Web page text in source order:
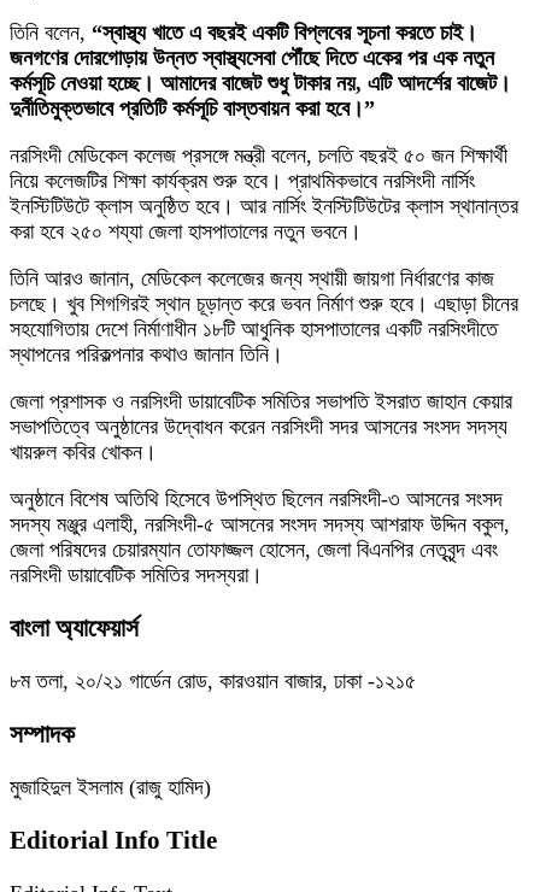
তিনি বলেন, “স্বাস্থ্য খাতে এ বছরই একটি বিপ্লবের সূচনা করতে চাই।
জনগণের দোরগোড়ায় উন্নত স্বাস্থ্যসেবা পৌঁছে দিতে একের পর এক নতুন
কর্মসূচি নেওয়া হচ্ছে। আমাদের বাজেট শুধু টাকার নয়, এটি আদর্শের বাজেট।
দুর্নীতিমুক্তভাবে প্রতিটি কর্মসূচি বাস্তবায়ন করা হবে।”
নরসিংদী মেডিকেল কলেজ প্রসঙ্গে মন্ত্রী বলেন, চলতি বছরই ৫০ জন শিক্ষার্থী
নিয়ে কলেজটির শিক্ষা কার্যক্রম শুরু হবে। প্রাথমিকভাবে নরসিংদী নার্সিং
ইনস্টিটিউটে ক্লাস অনুষ্ঠিত হবে। আর নার্সিং ইনস্টিটিউটের ক্লাস স্থানান্তর
করা হবে ২৫০ শয্যা জেলা হাসপাতালের নতুন ভবনে।
তিনি আরও জানান, মেডিকেল কলেজের জন্য স্থায়ী জায়গা নির্ধারণের কাজ
চলছে। খুব শিগগিরই স্থান চূড়ান্ত করে ভবন নির্মাণ শুরু হবে। এছাড়া চীনের
সহযোগিতায় দেশে নির্মাণাধীন ১৮টি আধুনিক হাসপাতালের একটি নরসিংদীতে
স্থাপনের পরিকল্পনার কথাও জানান তিনি।
জেলা প্রশাসক ও নরসিংদী ডায়াবেটিক সমিতির সভাপতি ইসরাত জাহান কেয়ার
সভাপতিত্বে অনুষ্ঠানের উদ্বোধন করেন নরসিংদী সদর আসনের সংসদ সদস্য
খায়রুল কবির খোকন।
অনুষ্ঠানে বিশেষ অতিথি হিসেবে উপস্থিত ছিলেন নরসিংদী-৩ আসনের সংসদ
সদস্য মঞ্জুর এলাহী, নরসিংদী-৫ আসনের সংসদ সদস্য আশরাফ উদ্দিন বকুল,
জেলা পরিষদের চেয়ারম্যান তোফাজ্জল হোসেন, জেলা বিএনপির নেতৃবৃন্দ এবং
নরসিংদী ডায়াবেটিক সমিতির সদস্যরা।
বাংলা অ্যাফেয়ার্স
৮ম তলা, ২০/২১ গার্ডেন রোড, কারওয়ান বাজার, ঢাকা -১২১৫
সম্পাদক
মুজাহিদুল ইসলাম (রাজু হামিদ)
Editorial Info Title